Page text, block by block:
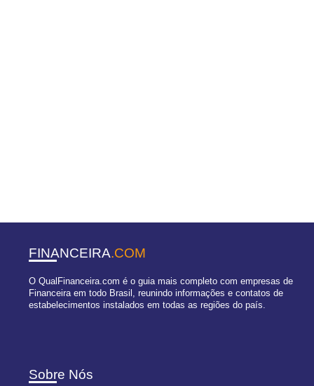
FINANCEIRA.COM
O QualFinanceira.com é o guia mais completo com empresas de
Financeira em todo Brasil, reunindo informações e contatos de
estabelecimentos instalados em todas as regiões do país.
Sobre Nós